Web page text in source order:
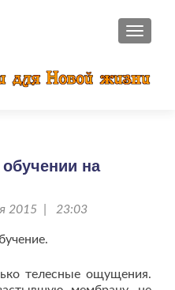
на
2015 | 23:03
телесные ощущения.